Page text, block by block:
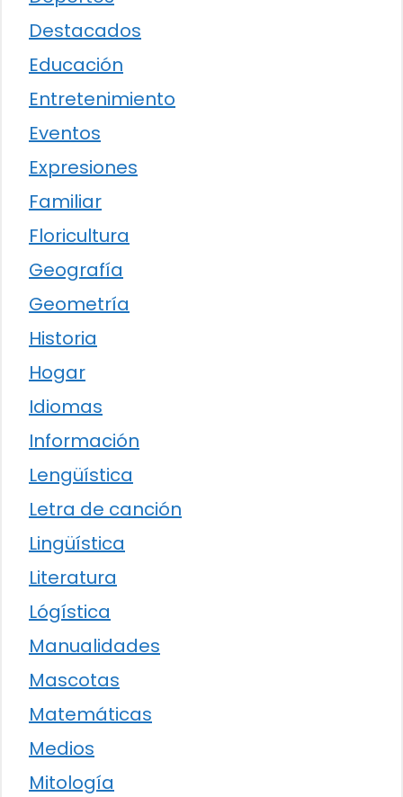
Destacados
Educación
Entretenimiento
Eventos
Expresiones
Familiar
Floricultura
Geografía
Geometría
Historia
Hogar
Idiomas
Información
Lengüística
Letra de canción
Lingüística
Literatura
Lógística
Manualidades
Mascotas
Matemáticas
Medios
Mitología